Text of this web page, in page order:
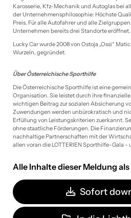
Karosserie, Kfz-Mechanik und Autoglas bei
der Unternehmensphilosophie: Höchste
Preis. Für alle Autofahrer und alle
Unternehmen bereits drei Standorte eröffnet.
Lucky Car wurde 2008 von Ostoja „Ossi“
Wurzeln, gegründet.
Über Österreichische Sporthilfe
Die Österreichische Sporthilfe ist eine
Organisation. Sie leistet durch ihre
wichtigen Beitrag zur sozialen Absicherung
Zuwendungen werden unbürokratisch und
Erfüllung von Leistungskriterien zuerkannt.
ohne staatliche Förderungen. Die
nachhaltige Partnerschaften mit der
allen voran die LOTTERIEN Sporthilfe-Gala
Alle Inhalte dieser Meldung als
Sofort